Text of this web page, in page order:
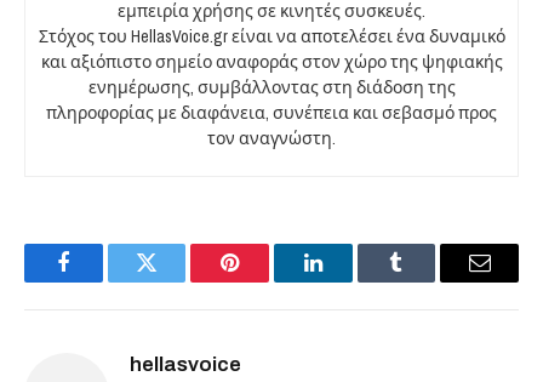
εμπειρία χρήσης σε κινητές συσκευές.
Στόχος του HellasVoice.gr είναι να αποτελέσει ένα δυναμικό
και αξιόπιστο σημείο αναφοράς στον χώρο της ψηφιακής
ενημέρωσης, συμβάλλοντας στη διάδοση της
πληροφορίας με διαφάνεια, συνέπεια και σεβασμό προς
τον αναγνώστη.
FacebookTwitter Pinterest LinkedInTumblr Email
hellasvoice